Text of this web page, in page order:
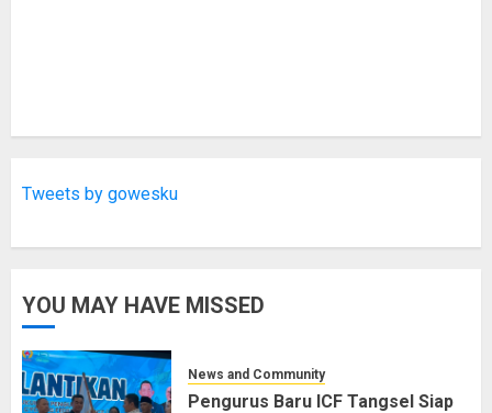
Tweets by gowesku
YOU MAY HAVE MISSED
News and Community
Pengurus Baru ICF Tangsel Siap